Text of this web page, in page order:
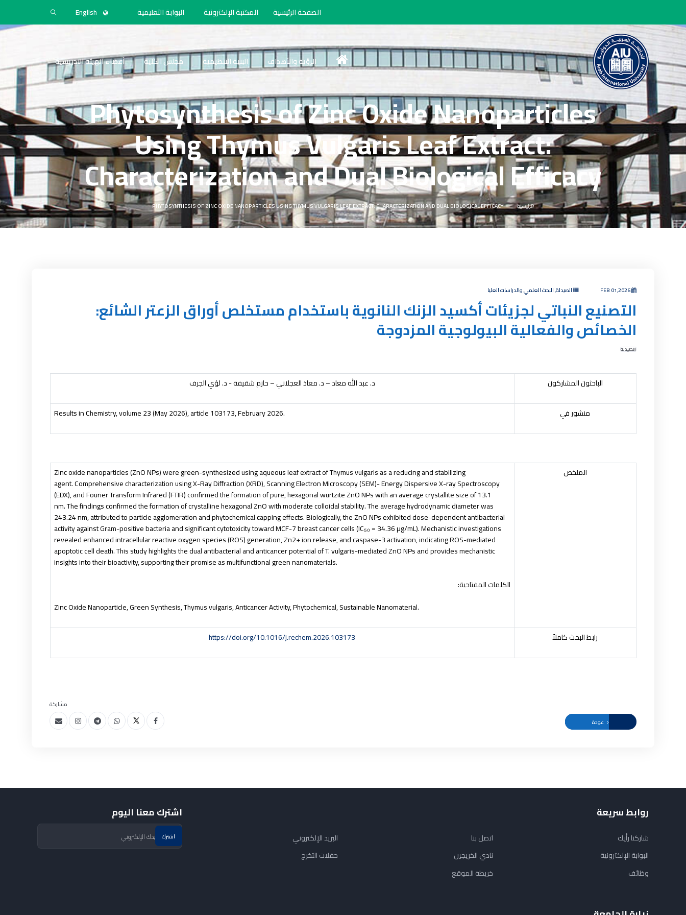
الصفحة الرئيسية المكتبة الإلكترونية البوابة التعليمية English
الرؤية والأهداف البنية التنظيمية مجلس الكلية أعضاء الهيئة التدريسية
Phytosynthesis of Zinc Oxide Nanoparticles
Using Thymus Vulgaris Leaf Extract:
Characterization and Dual Biological Efficacy
الرئيسية PHYTOSYNTHESIS OF ZINC OXIDE NANOPARTICLES USING THYMUS VULGARIS LEAF EXTRACT: CHARACTERIZATION AND DUAL BIOLOGICAL EFFICACY
FEB 01,2026 الصيدلة, البحث العلمي والدراسات العليا
التصنيع النباتي لجزيئات أكسيد الزنك النانوية باستخدام مستخلص أوراق الزعتر الشائع:
الخصائص والفعالية البيولوجية المزدوجة
الصيدلة
الباحثون المشاركون د. عبد الله معاد – د. معاذ العجلاني – حازم شقيفة - د. لؤي الجرف
منشور في Results in Chemistry, volume 23 (May 2026), article 103173, February 2026.
الملخص
Zinc oxide nanoparticles (ZnO NPs) were green-synthesized using aqueous leaf extract of Thymus vulgaris as a reducing and stabilizing
agent. Comprehensive characterization using X-Ray Diffraction (XRD), Scanning Electron Microscopy (SEM)- Energy Dispersive X-ray Spectroscopy
(EDX), and Fourier Transform Infrared (FTIR) confirmed the formation of pure, hexagonal wurtzite ZnO NPs with an average crystallite size of 13.1
nm. The findings confirmed the formation of crystalline hexagonal ZnO with moderate colloidal stability. The average hydrodynamic diameter was
243.24 nm, attributed to particle agglomeration and phytochemical capping effects. Biologically, the ZnO NPs exhibited dose-dependent antibacterial
activity against Gram-positive bacteria and significant cytotoxicity toward MCF-7 breast cancer cells (IC₅₀ = 34.36 μg/mL). Mechanistic investigations
revealed enhanced intracellular reactive oxygen species (ROS) generation, Zn2+ ion release, and caspase-3 activation, indicating ROS-mediated
apoptotic cell death. This study highlights the dual antibacterial and anticancer potential of T. vulgaris-mediated ZnO NPs and provides mechanistic
insights into their bioactivity, supporting their promise as multifunctional green nanomaterials.
الكلمات المفتاحية:
Zinc Oxide Nanoparticle, Green Synthesis, Thymus vulgaris, Anticancer Activity, Phytochemical, Sustainable Nanomaterial.
رابط البحث كاملاً https://doi.org/10.1016/j.rechem.2026.103173
عودة
مشاركة
روابط سريعة
شاركنا رأيك
البوابة الإلكترونية
وظائف
اتصل بنا
نادي الخريجين
خريطة الموقع
البريد الإلكتروني
حفلات التخرج
اشترك معنا اليوم